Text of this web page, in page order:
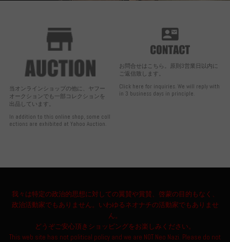
当オンラインショップの他に、ヤフー
オークションでも一部コレクションを
出品しています。
In addition to this online shop, some coll
ections are exhibited at Yahoo Auction.
お問合せはこちら。原則3営業日以内に
ご返信致します。
Click here for inquiries. We will reply with
in 3 business days in principle.
我々は特定の政治的思想に対しての翼賛や賞賛、啓蒙の目的もなく、
政治活動家でもありません。いわゆるネオナチの活動家でもありませ
ん。
どうぞご安心頂きショッピングをお楽しみください。
This web site has not political policy and we are NOT Neo Nazi. Please do not